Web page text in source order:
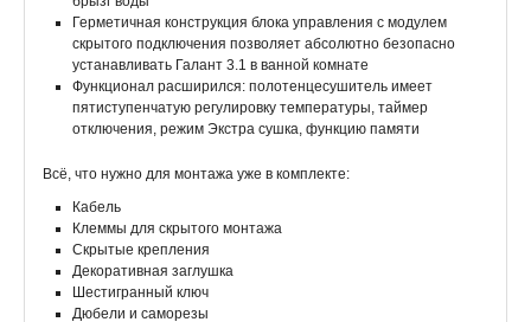
Герметичная конструкция блока управления с модулем
скрытого подключения позволяет абсолютно безопасно
устанавливать Галант 3.1 в ванной комнате
Функционал расширился: полотенцесушитель имеет
пятиступенчатую регулировку температуры, таймер
отключения, режим Экстра сушка, функцию памяти
Всё, что нужно для монтажа уже в комплекте:
Кабель
Клеммы для скрытого монтажа
Скрытые крепления
Декоративная заглушка
Шестигранный ключ
Дюбели и саморезы